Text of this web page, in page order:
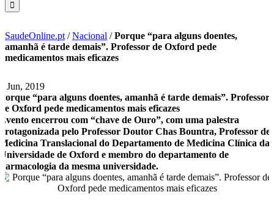
SaudeOnline.pt /Nacional /Porque “para alguns doentes,
amanhã é tarde demais”. Professor de Oxford pede
medicamentos mais eficazes
7 Jun, 2019
Porque “para alguns doentes, amanhã é tarde demais”. Professor
de Oxford pede medicamentos mais eficazes
Evento encerrou com “chave de Ouro”, com uma palestra
protagonizada pelo Professor Doutor Chas Bountra, Professor de
Medicina Translacional do Departamento de Medicina Clínica da
Universidade de Oxford e membro do departamento de
Farmacologia da mesma universidade.